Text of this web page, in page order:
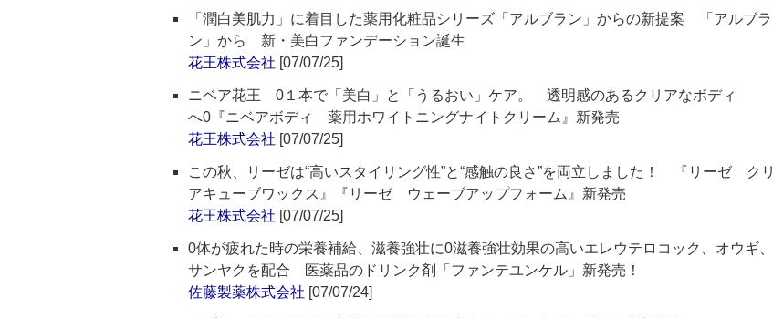
「潤白美肌力」に着目した薬用化粧品シリーズ「アルブラン」からの新提案 「アルブラ
ン」から 新・美白ファンデーション誕生
花王株式会社 [07/07/25]
ニベア花王 0１本で「美白」と「うるおい」ケア。 透明感のあるクリアなボディ
へ0『ニベアボディ 薬用ホワイトニングナイトクリーム』新発売
花王株式会社 [07/07/25]
この秋、リーゼは“高いスタイリング性”と“感触の良さ”を両立しました！ 『リーゼ クリ
アキューブワックス』『リーゼ ウェーブアップフォーム』新発売
花王株式会社 [07/07/25]
0体が疲れた時の栄養補給、滋養強壮に0滋養強壮効果の高いエレウテロコック、オウギ、
サンヤクを配合 医薬品のドリンク剤「ファンテユンケル」新発売！
佐藤製薬株式会社 [07/07/24]